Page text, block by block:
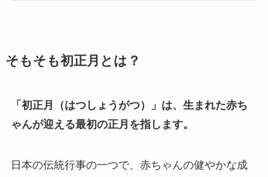
そもそも初正月とは？
「初正月（はつしょうがつ）」は、生まれた赤ち
ゃんが迎える最初の正月を指します。
日本の伝統行事の一つで、赤ちゃんの健やかな成